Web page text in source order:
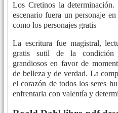
Los Cretinos la
escenario fuera un personaje
como los personajes gratis
La escritura fue magistral,
gratis sutil de la condición
grandiosos en favor de
de belleza y de verdad. La
el corazón de todos los seres
enfrentarla con valentía y